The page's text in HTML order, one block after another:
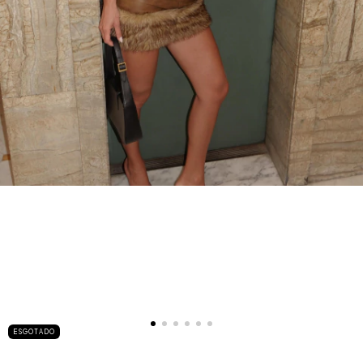
ESGOTADO